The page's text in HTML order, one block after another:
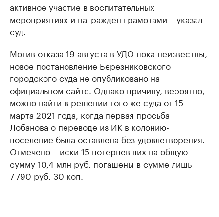
активное участие в воспитательных
мероприятиях и награжден грамотами – указал
суд.
Мотив отказа 19 августа в УДО пока неизвестны,
новое постановление Березниковского
городского суда не опубликовано на
официальном сайте. Однако причину, вероятно,
можно найти в решении того же суда от 15
марта 2021 года, когда первая просьба
Лобанова о переводе из ИК в колонию-
поселение была оставлена без удовлетворения.
Отмечено – иски 15 потерпевших на общую
сумму 10,4 млн руб. погашены в сумме лишь
7 790 руб. 30 коп.